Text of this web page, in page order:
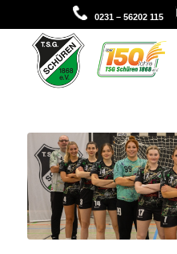
0231 – 56202 115